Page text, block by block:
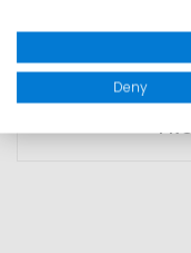
MATERIAL:
Deny